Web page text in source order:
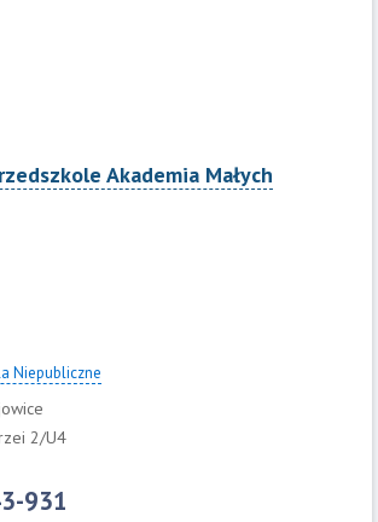
Akademia Małych
Niepubliczne
2/U4
931